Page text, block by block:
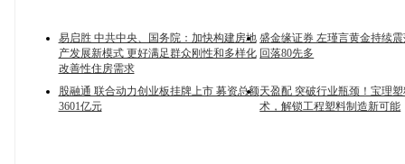
易启胜 中共中央、国务院：加快构建房地
产发展新模式 更好满足群众刚性和多样化
改善性住房需求
盛金缘证券 左瑾言黄金持续
回落80先多
股融通 联合动力创业板挂牌上市 募资总额
3601亿元
天盈配 突破行业瓶颈！宝理
术，解锁工程塑料制造新可能